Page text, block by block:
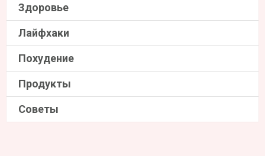
Здоровье
Лайфхаки
Похудение
Продукты
Советы